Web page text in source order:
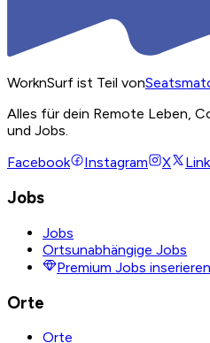
WorknSurf ist Teil von
Alles für dein Remote Leben,
und Jobs.
Facebook
Instagram X
Jobs
Jobs
Ortsunabhängige Jobs
Premium Jobs inserieren
Orte
Orte